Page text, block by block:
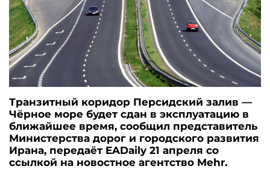
Транзитный коридор Персидский залив —
Чëрное море будет сдан в эксплуатацию в
ближайшее время, сообщил представитель
Министерства дорог и городского развития
Ирана, передаëт EADaily 21 апреля со
ссылкой на новостное агентство Mehr.